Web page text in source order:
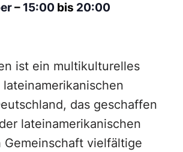
– 15:00 bis 20:00
ist ein multikulturelles
das geschaffen
lateinamerikanischen
Gemeinschaft vielfältige